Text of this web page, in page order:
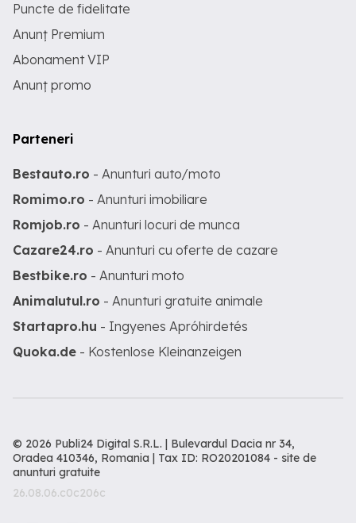
Puncte de fidelitate
Anunț Premium
Abonament VIP
Anunț promo
Parteneri
Bestauto.ro - Anunturi auto/moto
Romimo.ro - Anunturi imobiliare
Romjob.ro - Anunturi locuri de munca
Cazare24.ro - Anunturi cu oferte de cazare
Bestbike.ro - Anunturi moto
Animalutul.ro - Anunturi gratuite animale
Startapro.hu - Ingyenes Apróhirdetés
Quoka.de - Kostenlose Kleinanzeigen
© 2026 Publi24 Digital S.R.L. | Bulevardul Dacia nr 34,
Oradea 410346, Romania | Tax ID: RO20201084 - site de
anunturi gratuite
26.08.06.c0c206c